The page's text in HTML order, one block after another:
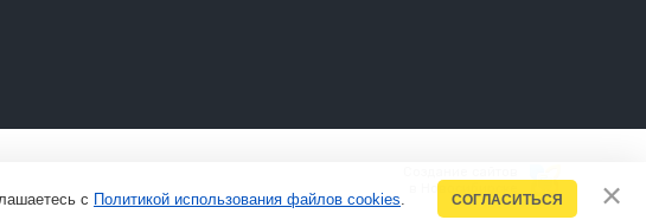
в Новосибирске
с Политикой использования файлов cookies СОГЛАСИТЬСЯ